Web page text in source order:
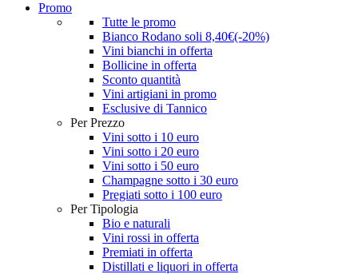
Promo
Tutte le promo
Bianco Rodano soli 8,40€(-20%)
Vini bianchi in offerta
Bollicine in offerta
Sconto quantità
Vini artigiani in promo
Esclusive di Tannico
Per Prezzo
Vini sotto i 10 euro
Vini sotto i 20 euro
Vini sotto i 50 euro
Champagne sotto i 30 euro
Pregiati sotto i 100 euro
Per Tipologia
Bio e naturali
Vini rossi in offerta
Premiati in offerta
Distillati e liquori in offerta